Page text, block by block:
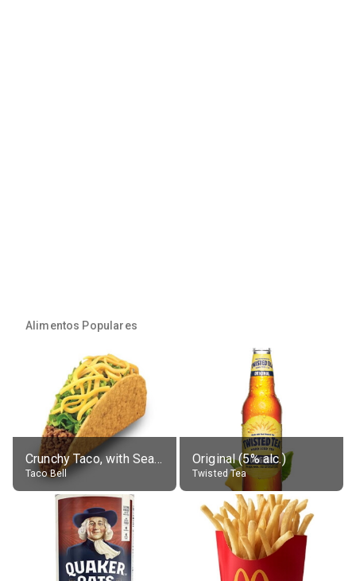
Alimentos Populares
Crunchy Taco, with Seasoned Beef
Taco Bell
Original (5% alc.)
Twisted Tea